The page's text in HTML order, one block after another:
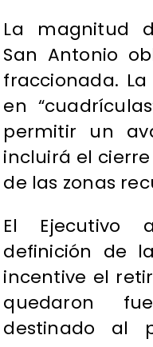
La magnitud
San Antonio
fraccionada.
en
permitir un
incluirá el
de las zonas
El Ejecutivo
definición de
incentive el
quedaron
destinado al